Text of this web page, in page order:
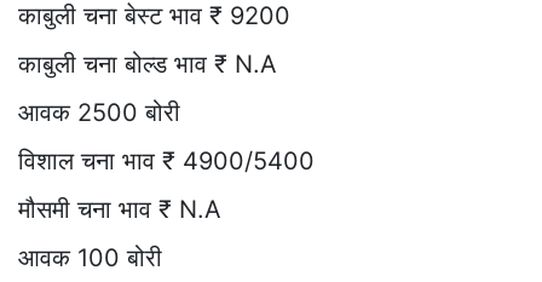
काबुली चना बेस्ट भाव ₹ 9200
काबुली चना बोल्ड भाव ₹ N.A
आवक 2500 बोरी
विशाल चना भाव ₹ 4900/5400
मौसमी चना भाव ₹ N.A
आवक 100 बोरी